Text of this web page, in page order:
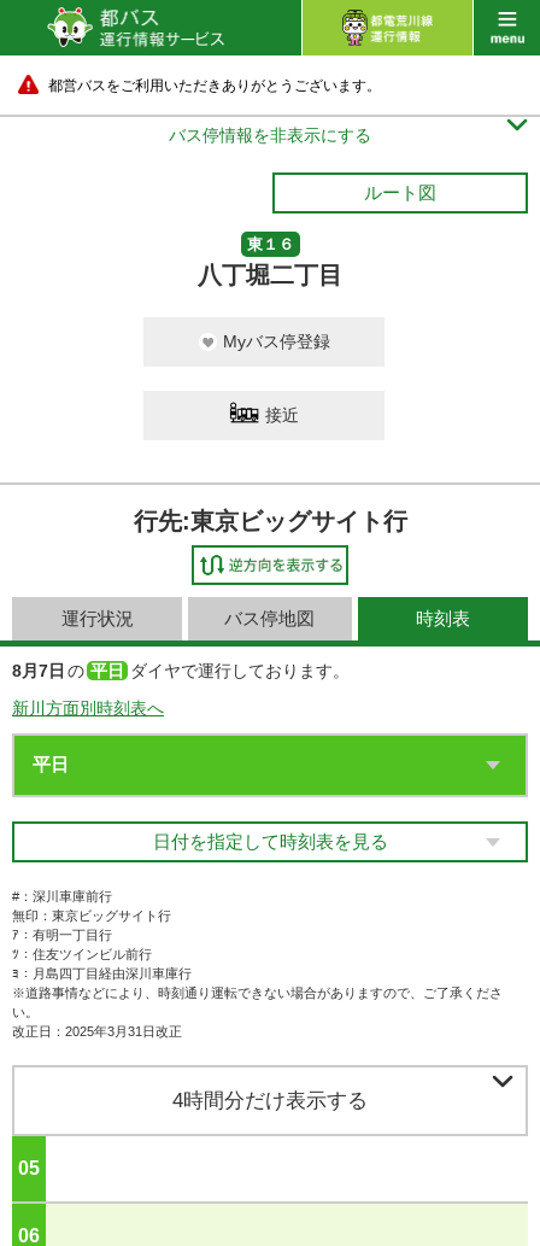
都営バスをご利用いただきありがとうございます。
バス停情報を非表示にする 
ルート図
東１６
八丁堀二丁目
Myバス停登録
接近
行先:東京ビッグサイト行
運行状況 バス停地図 時刻表
8月7日 の 平日
ダイヤで運行しております。
新川方面別時刻表へ
日付を指定して時刻表を見る
#：深川車庫前行
無印：東京ビッグサイト行
ｱ：有明一丁目行
ﾂ：住友ツインビル前行
ﾖ：月島四丁目経由深川車庫行
※道路事情などにより、時刻通り運転できない場合がありますので、ご了承くださ
い。
改正日：2025年3月31日改正
4時間分だけ表示する 
05
06